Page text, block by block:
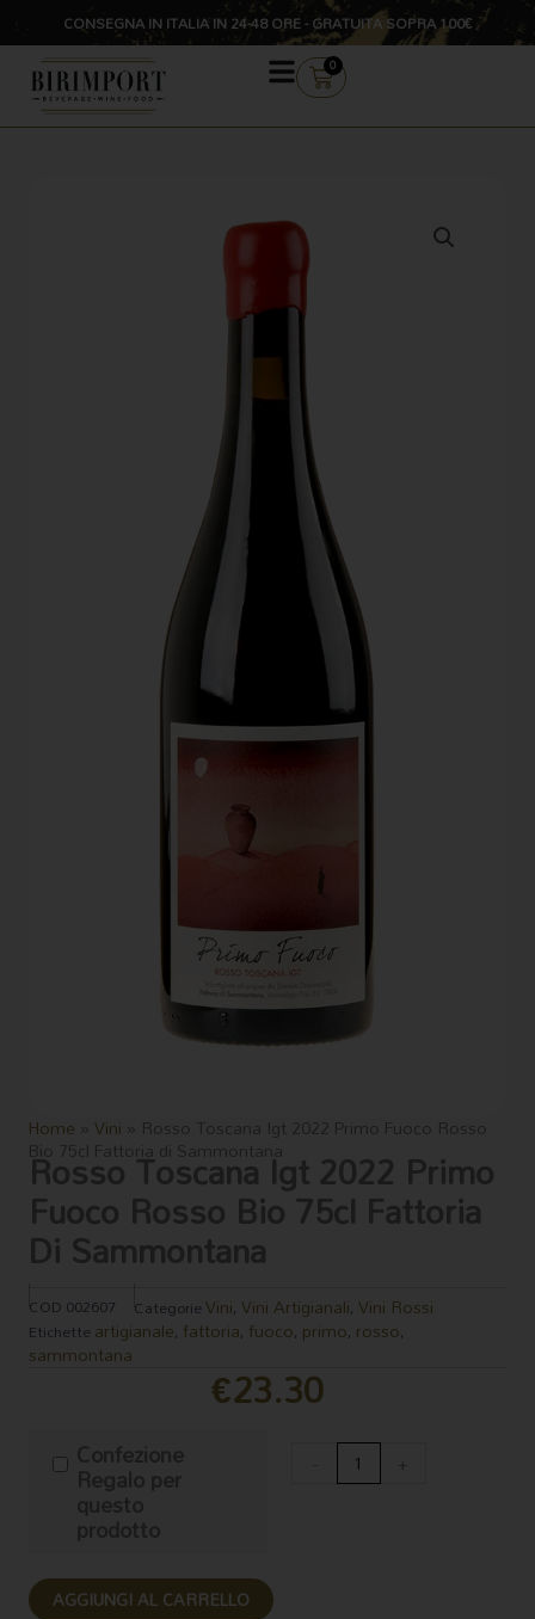
contenuto
CONSEGNA IN ITALIA IN 24-48 ORE - GRATUITA SOPRA 100€
0
CARRELLO
Home » Vini » Rosso Toscana Igt 2022 Primo Fuoco Rosso
Bio 75cl Fattoria di Sammontana
Rosso Toscana Igt 2022 Primo
Fuoco Rosso Bio 75cl Fattoria
Di Sammontana
COD 002607 CategorieVini, Vini Artigianali, Vini Rossi
Etichetteartigianale, fattoria, fuoco, primo, rosso,
sammontana €23.30
Rosso
Toscana +
AGGIUNGI AL CARRELLO